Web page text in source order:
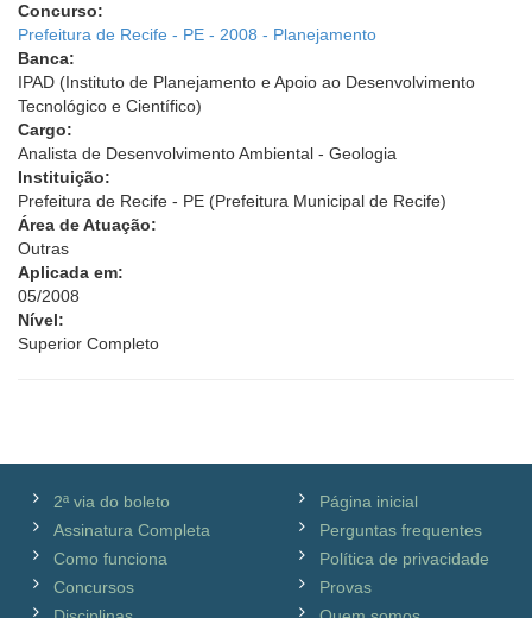
Concurso:
Prefeitura de Recife - PE - 2008 - Planejamento
Banca:
IPAD (Instituto de Planejamento e Apoio ao Desenvolvimento
Tecnológico e Científico)
Cargo:
Analista de Desenvolvimento Ambiental - Geologia
Instituição:
Prefeitura de Recife - PE (Prefeitura Municipal de Recife)
Área de Atuação:
Outras
Aplicada em:
05/2008
Nível:
Superior Completo
2ª via do boleto
Assinatura Completa
Como funciona
Concursos
Página inicial
Perguntas frequentes
Política de privacidade
Provas